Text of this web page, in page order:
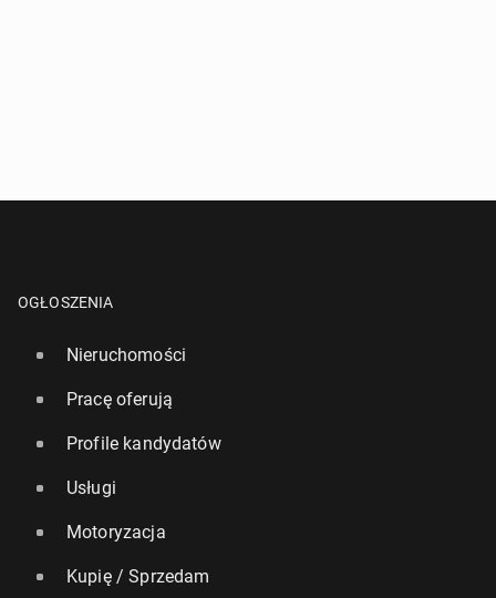
6 lipca • Artykuł sponsorowany
OGŁOSZENIA
Nieruchomości
Pracę oferują
Profile kandydatów
Usługi
Motoryzacja
Kupię / Sprzedam